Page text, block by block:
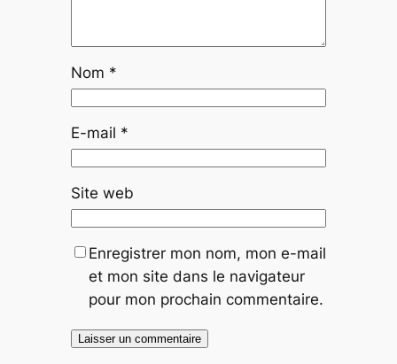
Nom *
E-mail *
Site web
Enregistrer mon nom, mon e-mail
et mon site dans le navigateur
pour mon prochain commentaire.